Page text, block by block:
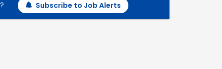
Subscribe to Job Alerts